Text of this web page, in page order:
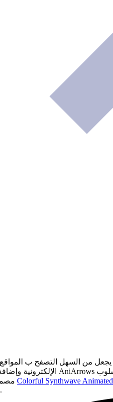
Colorful Synthwave Animated
.